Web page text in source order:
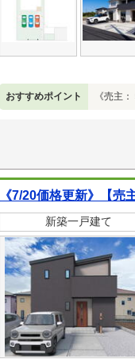
おすすめポイント 《売主
《7/20価格更新》【売
新築一戸建て